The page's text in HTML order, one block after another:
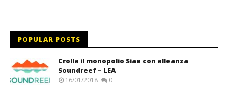
POPULAR POSTS
Crolla il monopolio Siae con alleanza
Soundreef – LEA
16/01/2018 0